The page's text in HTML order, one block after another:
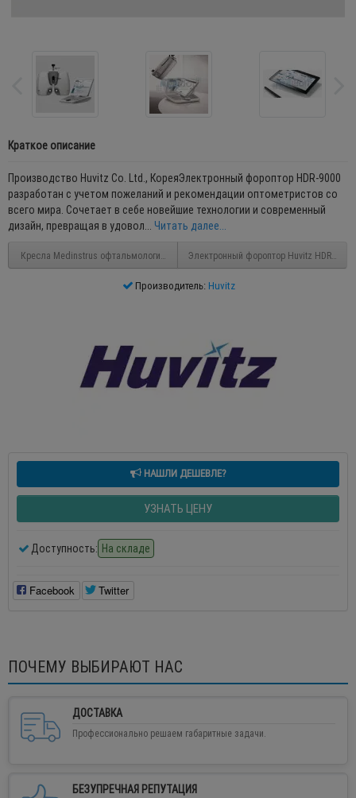
Краткое описание
Производство Huvitz Co. Ltd., КореяЭлектронный фороптор HDR-9000
разработан с учетом пожеланий и рекомендации оптометристов со
всего мира. Сочетает в себе новейшие технологии и современный
дизайн, превращая в удовол... Читать далее...
Кресла Medinstrus офтальмологическиеЭлектронный фороптор Huvitz HDR-7000
Производитель: Huvitz
НАШЛИ ДЕШЕВЛЕ?
УЗНАТЬ ЦЕНУ
Доступность: На складе
Facebook Twitter
ПОЧЕМУ ВЫБИРАЮТ НАС
ДОСТАВКА
Профессионально решаем габаритные задачи.
БЕЗУПРЕЧНАЯ РЕПУТАЦИЯ